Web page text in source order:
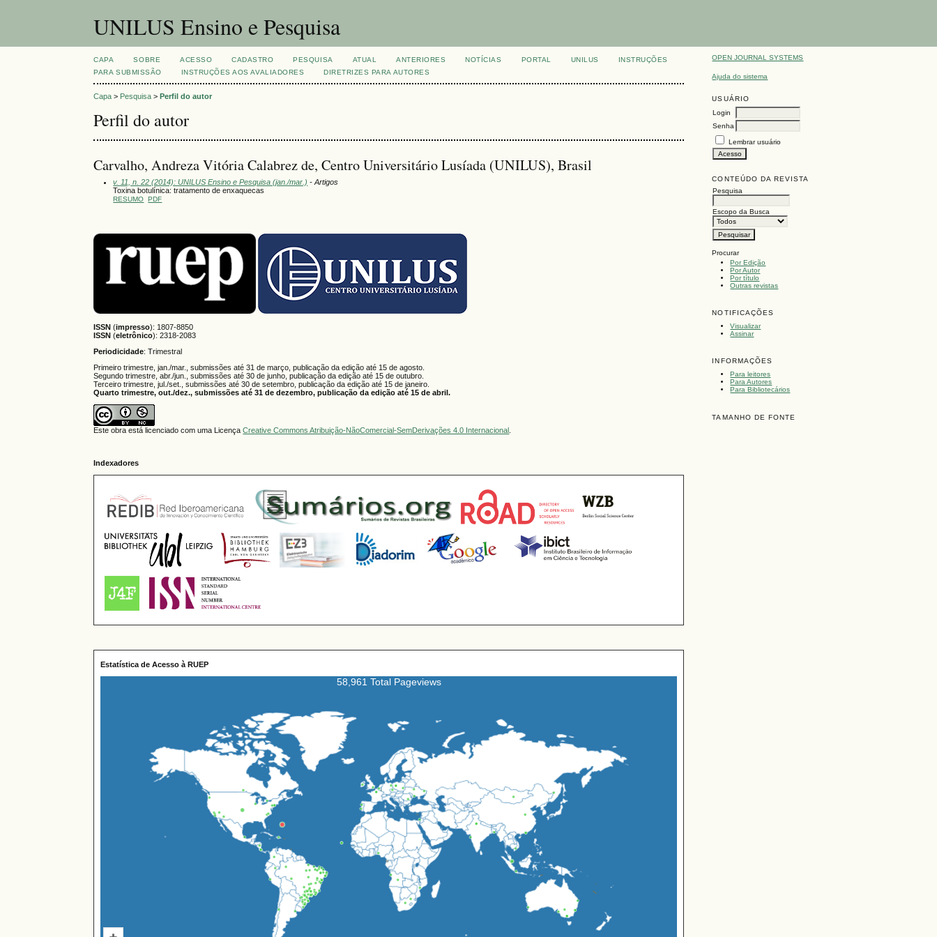
UNILUS Ensino e Pesquisa
OPEN JOURNAL SYSTEMS
Ajuda do sistema
USUÁRIO
Login
Senha
Lembrar usuário
CONTEÚDO DA REVISTA
Pesquisa
Escopo da Busca
Procurar
Por Edição
Por Autor
Por título
Outras revistas
NOTIFICAÇÕES
Visualizar
Assinar
INFORMAÇÕES
Para leitores
Para Autores
Para Bibliotecários
TAMANHO DE FONTE
CAPA SOBRE ACESSO CADASTRO PESQUISA ATUAL ANTERIORES NOTÍCIAS PORTAL UNILUS
INSTRUÇÕES
PARA SUBMISSÃO
INSTRUÇÕES AOS AVALIADORES DIRETRIZES PARA AUTORES
Capa > Pesquisa >Perfil do autor
Perfil do autor
Carvalho, Andreza Vitória Calabrez de, Centro Universitário Lusíada (UNILUS), Brasil
v. 11, n. 22 (2014): UNILUS Ensino e Pesquisa (jan./mar.) - Artigos
Toxina botulínica: tratamento de enxaquecas
RESUMO PDF
ISSN (impresso): 1807-8850
ISSN (eletrônico):2318-2083
Periodicidade: Trimestral
Primeiro trimestre, jan./mar., submissões até 31 de março, publicação da edição até 15 de agosto.
Segundo trimestre, abr./jun., submissões até 30 de junho, publicação da edição até 15 de outubro.
Terceiro trimestre, jul./set., submissões até 30 de setembro, publicação da edição até 15 de janeiro.
Quarto trimestre, out./dez., submissões até 31 de dezembro, publicação da edição até 15 de abril.
Este obra está licenciado com uma LicençaCreative Commons Atribuição-NãoComercial-SemDerivações 4.0 Internacional
Indexadores
Estatística de Acesso à RUEP
58,961 Total Pageviews